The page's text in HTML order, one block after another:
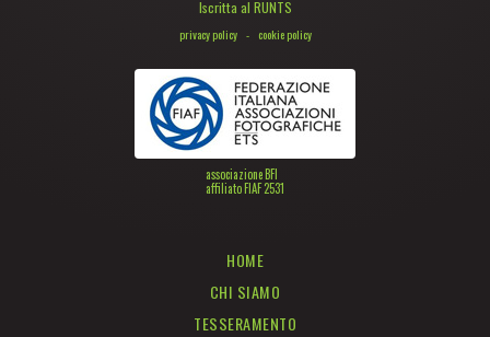
Iscritta al RUNTS
privacy policy - cookie policy
associazione BFI
affiliato FIAF 2531
HOME
CHI SIAMO
TESSERAMENTO